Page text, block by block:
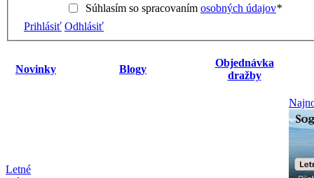
Súhlasím so spracovaním osobných údajov*
Prihlásiť Odhlásiť
Novinky Blogy
Objednávka
dražby
Letné